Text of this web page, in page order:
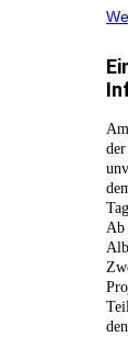
der
Ab